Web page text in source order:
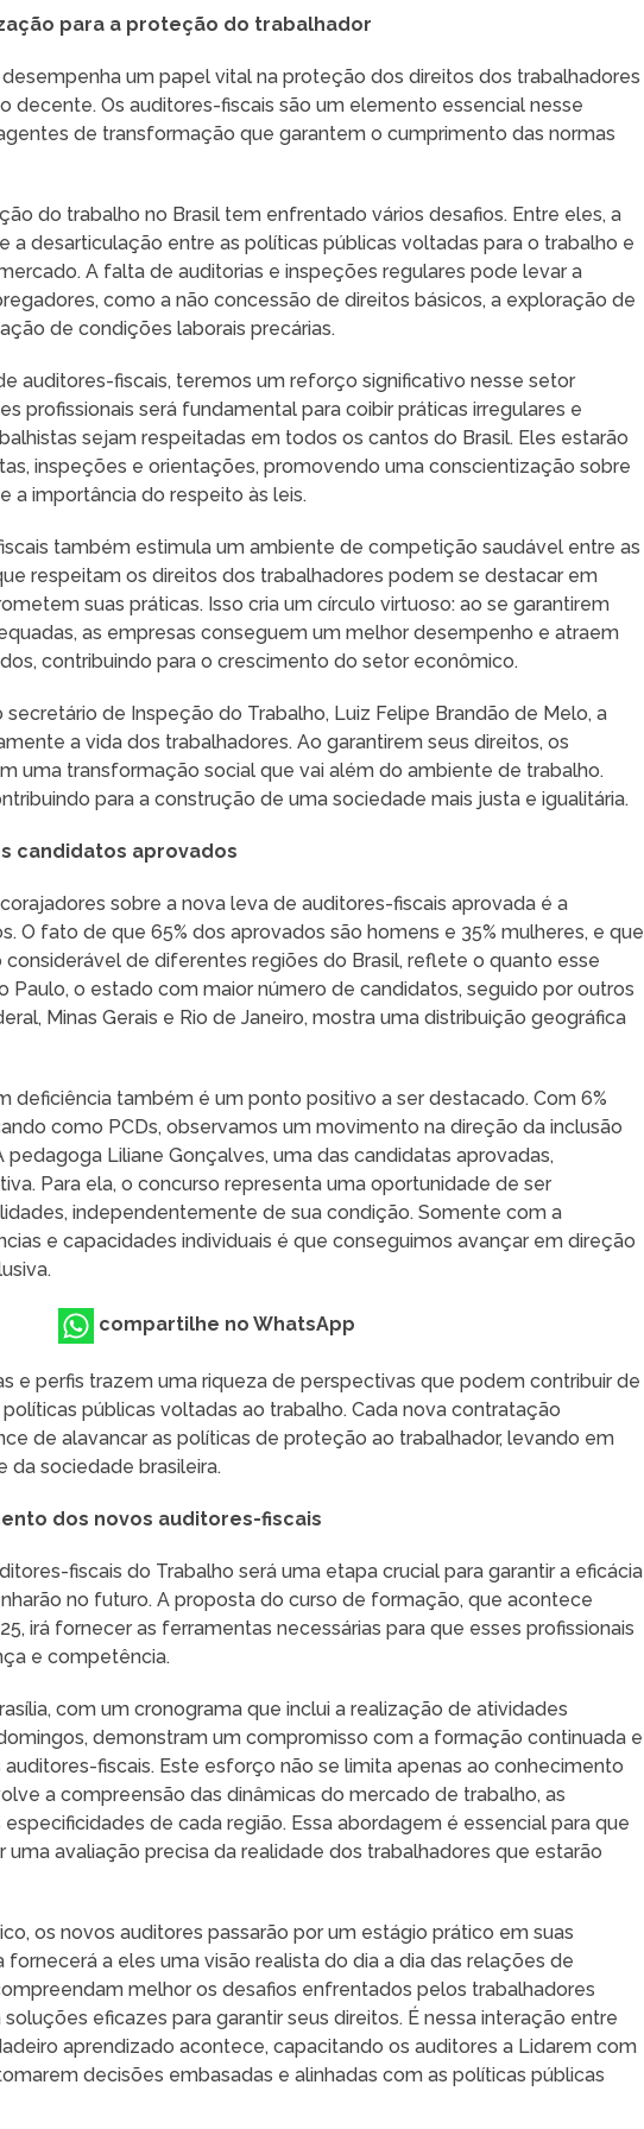
para a proteção do trabalhador
um papel vital na proteção dos direitos dos trabalhadores
decente. Os auditores-fiscais são um elemento essencial nesse
de transformação que garantem o cumprimento das normas
do trabalho no Brasil tem enfrentado vários desafios. Entre eles, a
a desarticulação entre as políticas públicas voltadas para o trabalho e
A falta de auditorias e inspeções regulares pode levar a
como a não concessão de direitos básicos, a exploração de
de condições laborais precárias.
auditores-fiscais, teremos um reforço significativo nesse setor
profissionais será fundamental para coibir práticas irregulares e
sejam respeitadas em todos os cantos do Brasil. Eles estarão
inspeções e orientações, promovendo uma conscientização sobre
a importância do respeito às leis.
também estimula um ambiente de competição saudável entre as
respeitam os direitos dos trabalhadores podem se destacar em
suas práticas. Isso cria um círculo virtuoso: ao se garantirem
as empresas conseguem um melhor desempenho e atraem
contribuindo para o crescimento do setor econômico.
de Inspeção do Trabalho, Luiz Felipe Brandão de Melo, a
a vida dos trabalhadores. Ao garantirem seus direitos, os
uma transformação social que vai além do ambiente de trabalho.
para a construção de uma sociedade mais justa e igualitária.
candidatos aprovados
sobre a nova leva de auditores-fiscais aprovada é a
O fato de que 65% dos aprovados são homens e 35% mulheres, e que
de diferentes regiões do Brasil, reflete o quanto esse
Paulo, o estado com maior número de candidatos, seguido por outros
Minas Gerais e Rio de Janeiro, mostra uma distribuição geográfica
deficiência também é um ponto positivo a ser destacado. Com 6%
como PCDs, observamos um movimento na direção da inclusão
Liliane Gonçalves, uma das candidatas aprovadas,
Para ela, o concurso representa uma oportunidade de ser
independentemente de sua condição. Somente com a
e capacidades individuais é que conseguimos avançar em direção
compartilhe no WhatsApp
e perfis trazem uma riqueza de perspectivas que podem contribuir de
públicas voltadas ao trabalho. Cada nova contratação
de alavancar as políticas de proteção ao trabalhador, levando em
da sociedade brasileira.
dos novos auditores-fiscais
fiscais do Trabalho será uma etapa crucial para garantir a eficácia
no futuro. A proposta do curso de formação, que acontece
irá fornecer as ferramentas necessárias para que esses profissionais
e competência.
com um cronograma que inclui a realização de atividades
demonstram um compromisso com a formação continuada e
fiscais. Este esforço não se limita apenas ao conhecimento
a compreensão das dinâmicas do mercado de trabalho, as
de cada região. Essa abordagem é essencial para que
avaliação precisa da realidade dos trabalhadores que estarão
os novos auditores passarão por um estágio prático em suas
fornecerá a eles uma visão realista do dia a dia das relações de
melhor os desafios enfrentados pelos trabalhadores
eficazes para garantir seus direitos. É nessa interação entre
aprendizado acontece, capacitando os auditores a Lidarem com
decisões embasadas e alinhadas com as políticas públicas